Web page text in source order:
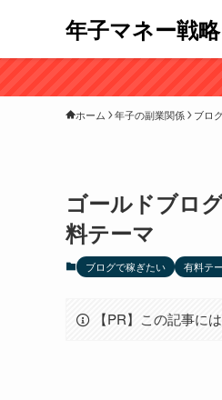
年子マネー戦
ホーム 年子の副業関係 ブロ
ゴールドブロ
料テーマ
ブログで稼ぎたい 有料テ
【PR】この記事に